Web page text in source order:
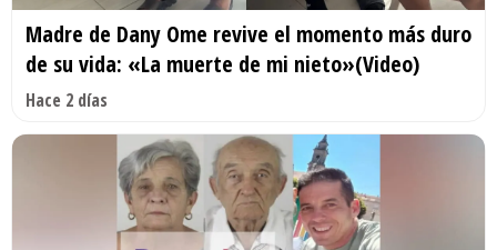
Madre de Dany Ome revive el momento más duro
de su vida: «La muerte de mi nieto»(Video)
Hace 2 días